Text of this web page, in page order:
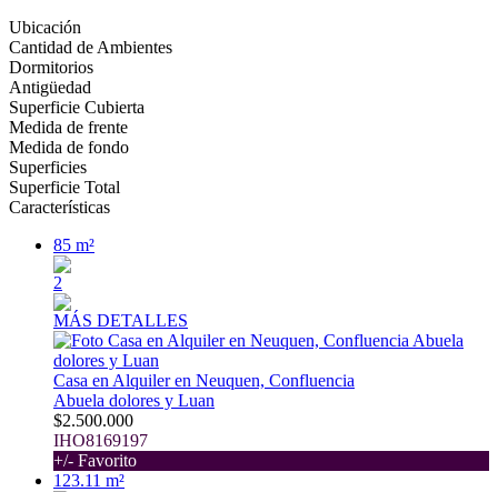
Ubicación
Cantidad de Ambientes
Dormitorios
Antigüedad
Superficie Cubierta
Medida de frente
Medida de fondo
Superficies
Superficie Total
Características
85 m²
2
MÁS DETALLES
Casa en Alquiler en Neuquen, Confluencia
Abuela dolores y Luan
$2.500.000
IHO8169197
+/- Favorito
123.11 m²